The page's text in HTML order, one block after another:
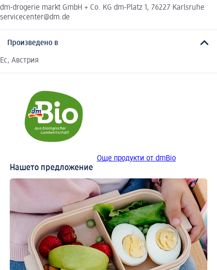
dm-drogerie markt GmbH + Co. KG dm-Platz 1, 76227 Karlsruhe
servicecenter@dm.de
Произведено в
Ес, Австрия
Още продукти от dmBio
Нашето предложение